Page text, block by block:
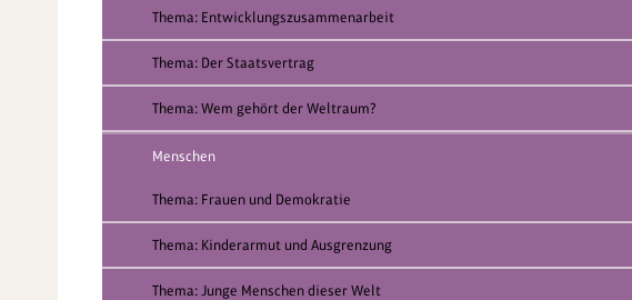
Thema: Entwicklungszusammenarbeit
Thema: Der Staatsvertrag
Thema: Wem gehört der Weltraum?
Menschen
Thema: Frauen und Demokratie
Thema: Kinderarmut und Ausgrenzung
Thema: Junge Menschen dieser Welt